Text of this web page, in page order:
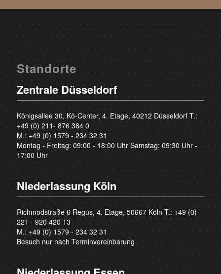
Standorte
Zentrale Düsseldorf
Königsallee 30, Kö-Center, 4. Etage, 40212 Düsseldorf T.:
+49 (0) 211- 876 384 0
M.: +49 (0) 1579 - 234 32 31
Montag - Freitag: 09:00 - 18:00 Uhr Samstag: 09:30 Uhr -
17:00 Uhr
Niederlassung Köln
Richmodstraße 6 Regus, 4. Etage, 50667 Köln T.: +49 (0)
221 - 920 420 13
M.: +49 (0) 1579 - 234 32 31
Besuch nur nach Terminvereinbarung